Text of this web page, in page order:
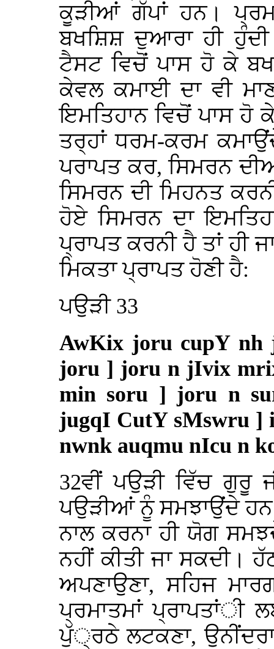
ਕੂੜੀਆਂ ਗੱਪਾਂ ਹਨ।
ਬਖਸ਼ਿਸ਼ ਦੁਆਰਾ ਹੀ
ਟੈਸਟ ਵਿਚੋਂ ਪਾਸ ਹੋ ਕੇ
ਕੇਵਲ ਕਮਾਈ ਦਾ ਵੀ
ਇਮਤਿਹਾਨ ਵਿਚੋਂ ਪਾਸ ਹੋ
ਤਰ੍ਹਾਂ ਧਰਮ-ਕਰਮ
ਪਰਾਪਤ ਕਰ, ਸਿਮਰਨ
ਸਿਮਰਨ ਦੀ ਮਿਹਨਤ
ਹੋਏ ਸਿਮਰਨ ਦਾ
ਪ੍ਰਾਪਤ ਕਰਨੀ ਹੈ ਤਾਂ ਹੀ
ਮਿਕਤਾ ਪ੍ਰਾਪਤ ਹੋਣੀ ਹੈ:
ਪਉੜੀ 33
AwKix joru cupY
joru ] joru n jIvix
min soru ] joru n
jugqI CutY sMswru ]
nwnk auqmu nIcu n
32ਵੀਂ ਪਉੜੀ ਵਿੱਚ ਗੁਰੂ
ਪਉੜੀਆਂ ਨੂੰ ਸਮਝਾਉਂਦੇ
ਨਾਲ ਕਰਨਾ ਹੀ ਯੋਗ
ਨਹੀਂ ਕੀਤੀ ਜਾ ਸਕਦੀ।
ਅਪਣਾਉਣਾ, ਸਹਿਜ
ਪ੍ਰਮਾਤਮਾਂ ਪ੍ਰਾਪਤਾਂੀ
ਪੁੱ੍ਰਠੇ ਲਟਕਣਾ,